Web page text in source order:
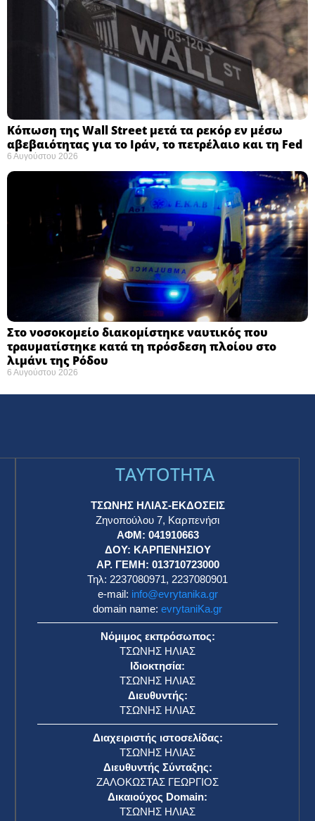
Κόπωση της Wall Street μετά τα ρεκόρ εν μέσω
αβεβαιότητας για το Ιράν, το πετρέλαιο και τη Fed
6 Αυγούστου 2026
Στο νοσοκομείο διακομίστηκε ναυτικός που
τραυματίστηκε κατά τη πρόσδεση πλοίου στο
λιμάνι της Ρόδου
6 Αυγούστου 2026
TAYTOTHTA
ΤΣΩΝΗΣ ΗΛΙΑΣ-ΕΚΔΟΣΕΙΣ
Ζηνοπούλου 7, Καρπενήσι
ΑΦΜ: 041910663
ΔΟΥ: ΚΑΡΠΕΝΗΣΙΟΥ
ΑΡ. ΓΕΜΗ: 013710723000
Τηλ: 2237080971, 2237080901
e-mail: info@evrytanika.gr
domain name: evrytaniKa.gr
Νόμιμος εκπρόσωπος:
ΤΣΩΝΗΣ ΗΛΙΑΣ
Ιδιοκτησία:
ΤΣΩΝΗΣ ΗΛΙΑΣ
Διευθυντής:
ΤΣΩΝΗΣ ΗΛΙΑΣ
Διαχειριστής ιστοσελίδας:
ΤΣΩΝΗΣ ΗΛΙΑΣ
Διευθυντής Σύνταξης:
ΖΑΛΟΚΩΣΤΑΣ ΓΕΩΡΓΙΟΣ
Δικαιούχος Domain:
ΤΣΩΝΗΣ ΗΛΙΑΣ